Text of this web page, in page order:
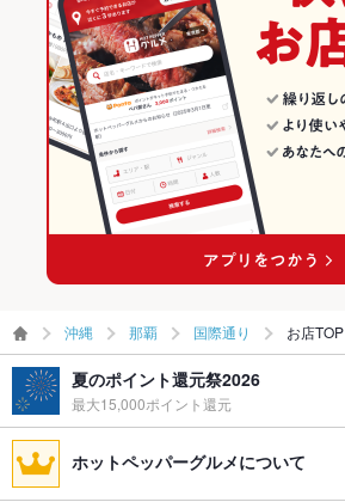
ウェディン
グパーティ
ー二次会
村人みんなでお祝い出来ます！！
ライブショ
－
那覇 × 和食全般
牧志駅 × 和食
牧志駅 × 和食全般
沖縄 × 和食
沖縄 × 和食全般
国際通りの居酒屋ランキング
沖縄 那覇 国際通り お店TOP
夏のポイント還元祭2026
最大15,000ポイント還元
ホットペッパーグルメについて